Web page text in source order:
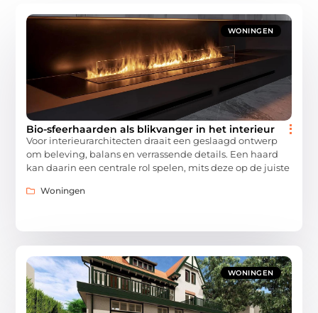
WONINGEN
Bio-sfeerhaarden als blikvanger in het interieur
Voor interieurarchitecten draait een geslaagd ontwerp
om beleving, balans en verrassende details. Een haard
kan daarin een centrale rol spelen, mits deze op de juiste
Woningen
WONINGEN